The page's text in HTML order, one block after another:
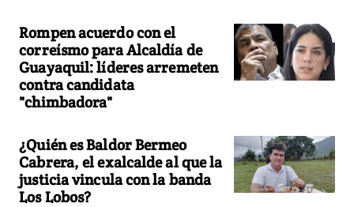
Rompen acuerdo con el
correísmo para Alcaldía de
Guayaquil: líderes arremeten
contra candidata
"chimbadora"
¿Quién es Baldor Bermeo
Cabrera, el exalcalde al que la
justicia vincula con la banda
Los Lobos?